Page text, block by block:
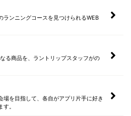
ランニングコースを見つけられるWEB
る商品を、ラントリップスタッフがの
を目指して、各自がアプリ片手に好き
。